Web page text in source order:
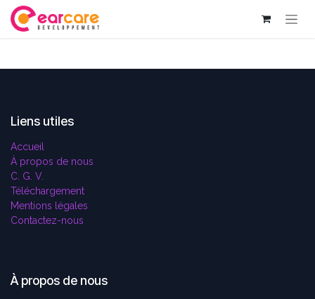
Se rendre au contenu
Liens utiles
Accueil
À propos de nous
C. G. V.
Téléchargement
Mentions légales
Contactez-nous
À propos de nous